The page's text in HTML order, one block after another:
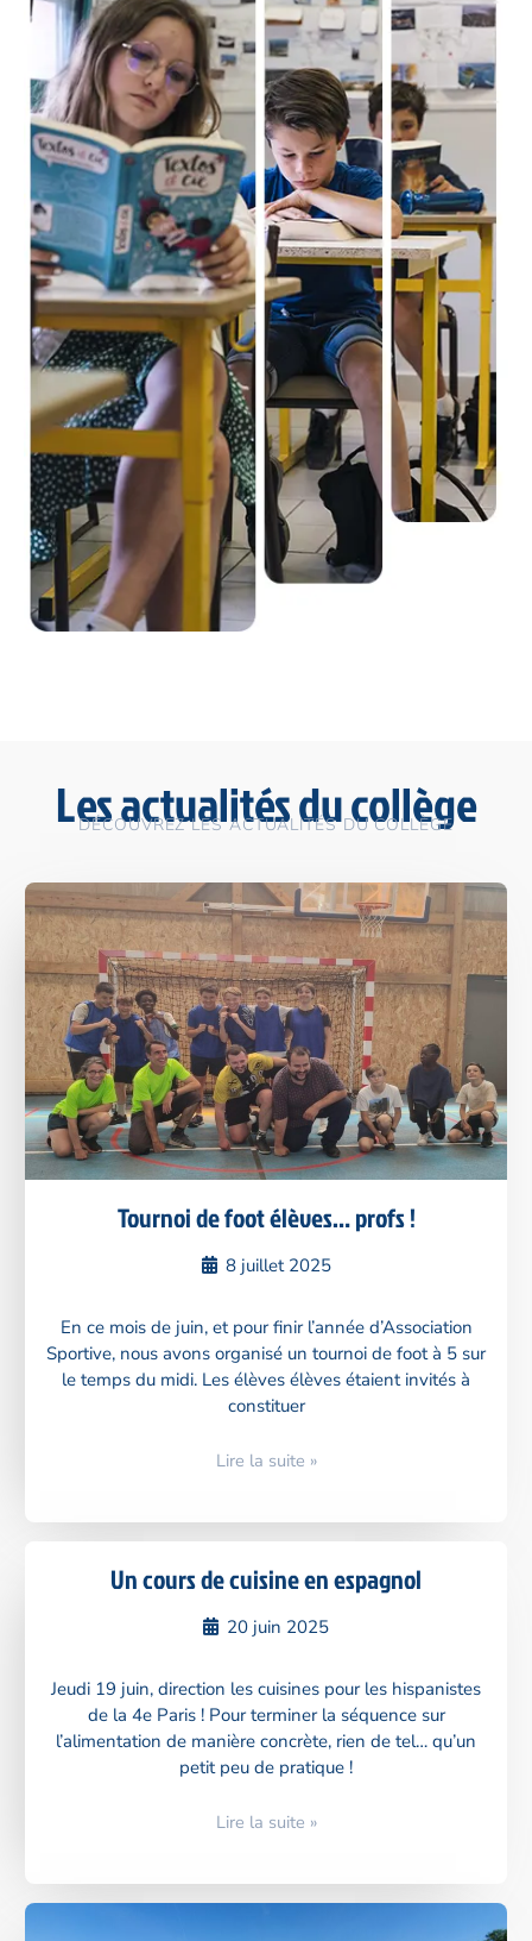
Les actualitésdu collège
DÉCOUVREZ LES ACTUALITÉS DU COLLÈGE
Tournoi de foot élèves… profs !
8 juillet 2025
En ce mois de juin, et pour finir l’année d’Association
Sportive, nous avons organisé un tournoi de foot à 5 sur
le temps du midi. Les élèves élèves étaient invités à
constituer
Lire la suite »
Un cours de cuisine en espagnol
20 juin 2025
Jeudi 19 juin, direction les cuisines pour les hispanistes
de la 4e Paris ! Pour terminer la séquence sur
l’alimentation de manière concrète, rien de tel… qu’un
petit peu de pratique !
Lire la suite »